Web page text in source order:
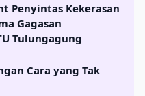
Penyintas Kekerasan
Gagasan
Tulungagung
Cara yang Tak